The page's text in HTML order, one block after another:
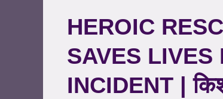
HEROIC
SAVES
INCIDENT |